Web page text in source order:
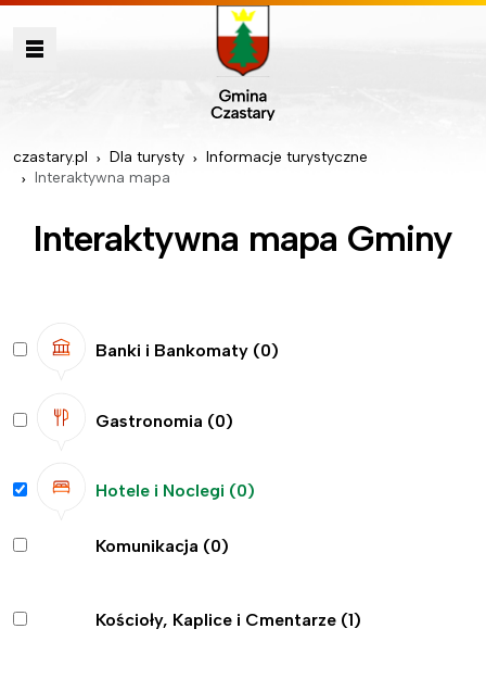
czastary.pl Dla turysty
Informacje turystyczne
Interaktywna mapa
Interaktywna mapa Gminy
Banki i Bankomaty (0)
Gastronomia (0)
Hotele i Noclegi (0)
Komunikacja (0)
Kościoły, Kaplice i Cmentarze (1)